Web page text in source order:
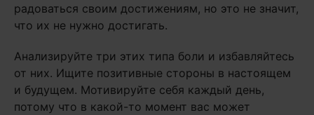
радоваться своим достижениям, но это не значит,
что их не нужно достигать.
Анализируйте три этих типа боли и избавляйтесь
от них. Ищите позитивные стороны в настоящем
и будущем. Мотивируйте себя каждый день,
потому что в какой-то момент вас может